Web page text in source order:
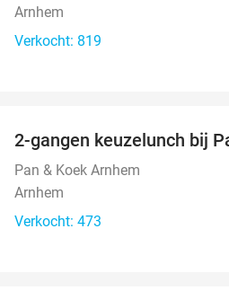
Arnhem
Verkocht: 819
2-gangen keuzelunch bij
Pan & Koek Arnhem
Arnhem
Verkocht: 473